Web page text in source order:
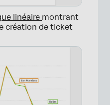
linéaire montrant
création de ticket